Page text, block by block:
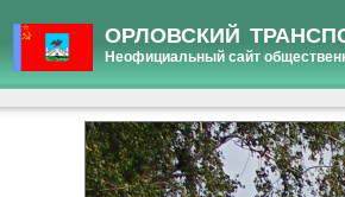
ОРЛОВСКИЙ
Неофициальный сайт